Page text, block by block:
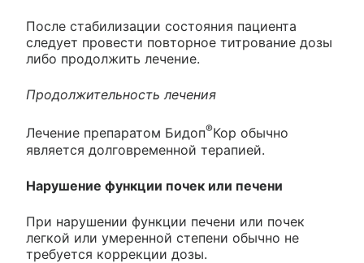
После стабилизации состояния пациента
следует провести повторное титрование дозы
либо продолжить лечение.
Продолжительность лечения
Лечение препаратом Бидоп®Кор обычно
является долговременной терапией.
Нарушение функции почек или печени
При нарушении функции печени или почек
легкой или умеренной степени обычно не
требуется коррекции дозы.